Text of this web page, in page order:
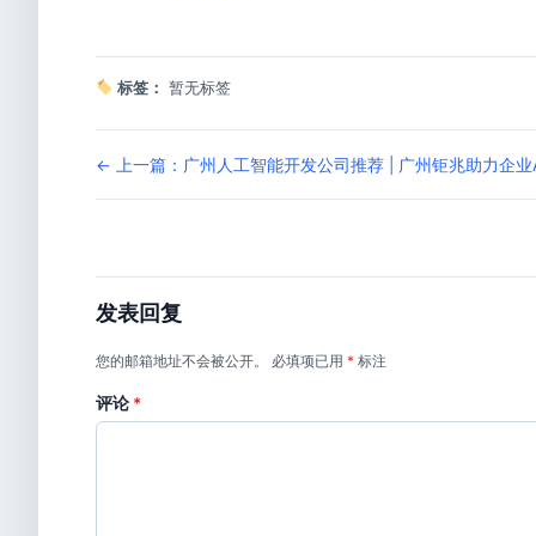
标签： 暂无标签
← 上一篇：广州人工智能开发公司推荐 | 广州钜兆助力企业
发表回复
您的邮箱地址不会被公开。 必填项已用 * 标注
评论 *